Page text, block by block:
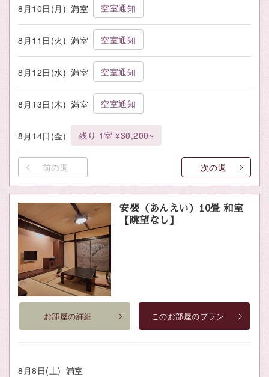
8月10日(月) 満室 空室通知
8月11日(火) 満室 空室通知
8月12日(水) 満室 空室通知
8月13日(木) 満室 空室通知
8月14日(金) 残り 1室 ¥30,200~
前の週 次の週
安嬰（あんえい）10畳 和室
【眺望なし】
お部屋の詳細 このお部屋のプラン
8月8日(土) 満室